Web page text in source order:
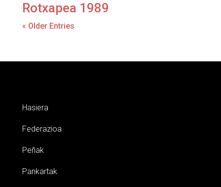
Rotxapea 1989
« Older Entries
Hasiera
Federazioa
Peñak
Pankartak